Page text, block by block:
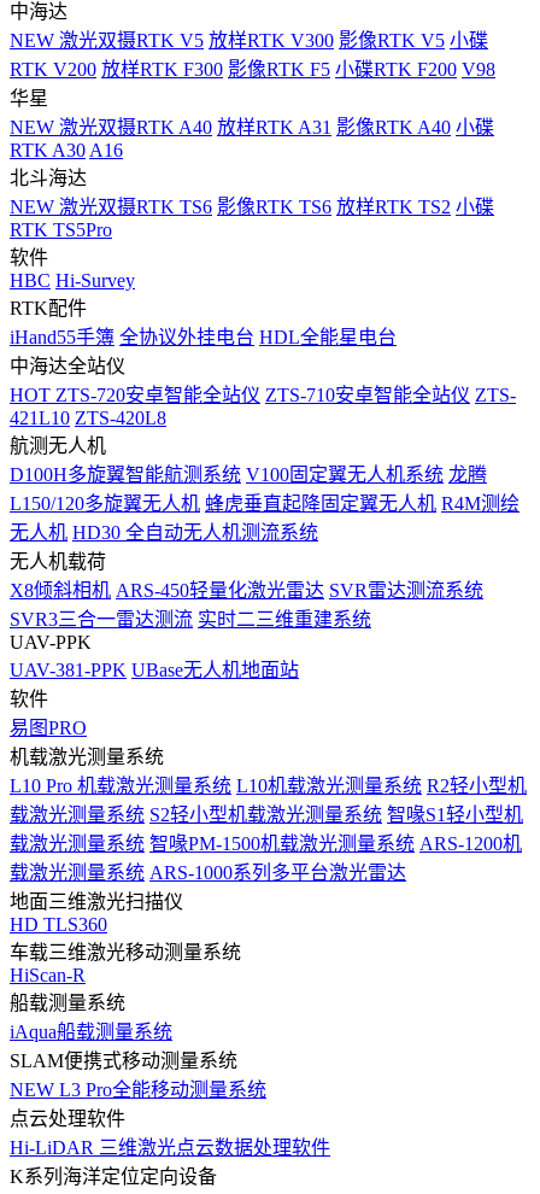
中海达
NEW 激光双摄RTK V5 放样RTK V300 影像RTK V5 小碟
RTK V200 放样RTK F300 影像RTK F5 小碟RTK F200 V98
华星
NEW 激光双摄RTK A40 放样RTK A31 影像RTK A40 小碟
RTK A30 A16
北斗海达
NEW 激光双摄RTK TS6 影像RTK TS6 放样RTK TS2 小碟
RTK TS5Pro
软件
HBC Hi-Survey
RTK配件
iHand55手簿 全协议外挂电台 HDL全能星电台
中海达全站仪
HOT ZTS-720安卓智能全站仪 ZTS-710安卓智能全站仪 ZTS-
421L10 ZTS-420L8
航测无人机
D100H多旋翼智能航测系统 V100固定翼无人机系统 龙腾
L150/120多旋翼无人机 蜂虎垂直起降固定翼无人机 R4M测绘
无人机 HD30 全自动无人机测流系统
无人机载荷
X8倾斜相机 ARS-450轻量化激光雷达 SVR雷达测流系统
SVR3三合一雷达测流 实时二三维重建系统
UAV-PPK
UAV-381-PPK UBase无人机地面站
软件
易图PRO
机载激光测量系统
L10 Pro 机载激光测量系统 L10机载激光测量系统 R2轻小型机
载激光测量系统 S2轻小型机载激光测量系统 智喙S1轻小型机
载激光测量系统 智喙PM-1500机载激光测量系统 ARS-1200机
载激光测量系统 ARS-1000系列多平台激光雷达
地面三维激光扫描仪
HD TLS360
车载三维激光移动测量系统
HiScan-R
船载测量系统
iAqua船载测量系统
SLAM便携式移动测量系统
NEW L3 Pro全能移动测量系统
点云处理软件
Hi-LiDAR 三维激光点云数据处理软件
K系列海洋定位定向设备